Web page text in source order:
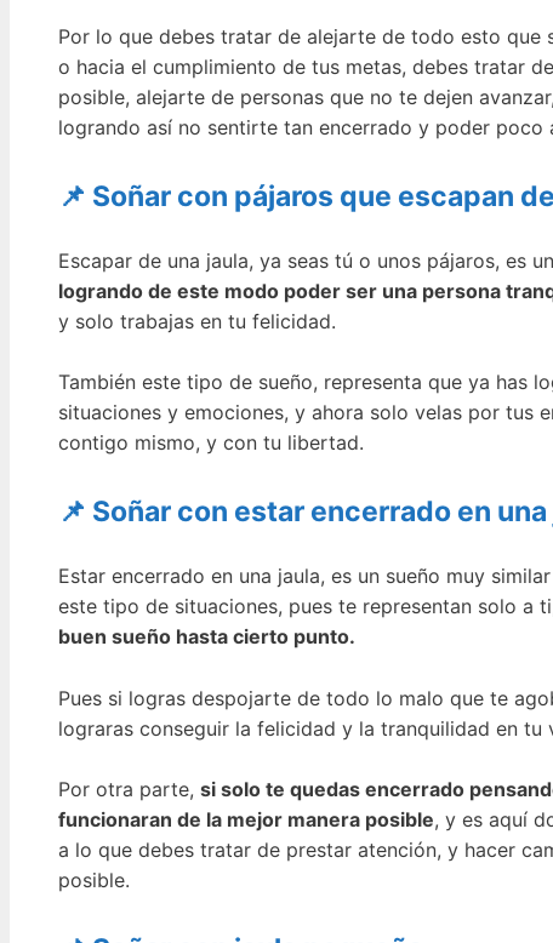
Por lo que debes tratar de alejarte de todo esto que
o hacia el cumplimiento de tus metas, debes tratar
posible, alejarte de personas que no te dejen
logrando así no sentirte tan encerrado y poder
📌 Soñar con pájaros que escapan
Escapar de una jaula, ya seas tú o unos pájaros, es
logrando de este modo poder ser una persona
y solo trabajas en tu felicidad.
También este tipo de sueño, representa que ya has
situaciones y emociones, y ahora solo velas por tus
contigo mismo, y con tu libertad.
📌 Soñar con estar encerrado en una
Estar encerrado en una jaula, es un sueño muy
este tipo de situaciones, pues te representan solo a
buen sueño hasta cierto punto.
Pues si logras despojarte de todo lo malo que te
lograras conseguir la felicidad y la tranquilidad en
Por otra parte, si solo te quedas encerrado
funcionaran de la mejor manera posible, y es aquí
a lo que debes tratar de prestar atención, y hacer
posible.